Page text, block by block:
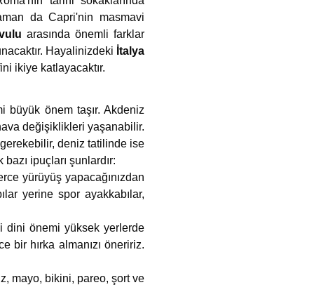
da Capri'nin masmavi
arasında önemli farklar
Hayalinizdeki İtalya
ikiye katlayacaktır.
büyük önem taşır. Akdeniz
değişiklikleri yaşanabilir.
deniz tatilinde ise
ipuçları şunlardır:
yürüyüş yapacağınızdan
yerine spor ayakkabılar,
önemi yüksek yerlerde
bir hırka almanızı öneririz.
mayo, bikini, pareo, şort ve